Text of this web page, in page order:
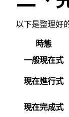
以下是整理好
時態
一般現在式
現在進行式
現在完成式